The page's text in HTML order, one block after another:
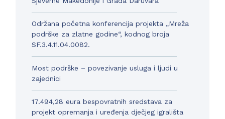
Održana početna konferencija projekta „Mreža
podrške za zlatne godine“, kodnog broja
SF.3.4.11.04.0082.
Most podrške – povezivanje usluga i ljudi u
zajednici
17.494,28 eura bespovratnih sredstava za
projekt opremanja i uređenja dječjeg igrališta